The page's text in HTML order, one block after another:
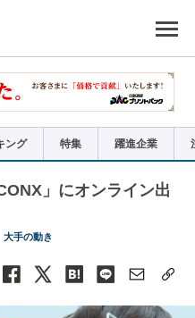
ング 特集 躍進企業
」にオンライン出
大手の動き